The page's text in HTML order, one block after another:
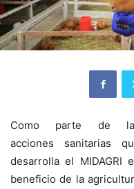
Como parte de
acciones sanitarias
desarrolla el MIDAGRI
beneficio de la